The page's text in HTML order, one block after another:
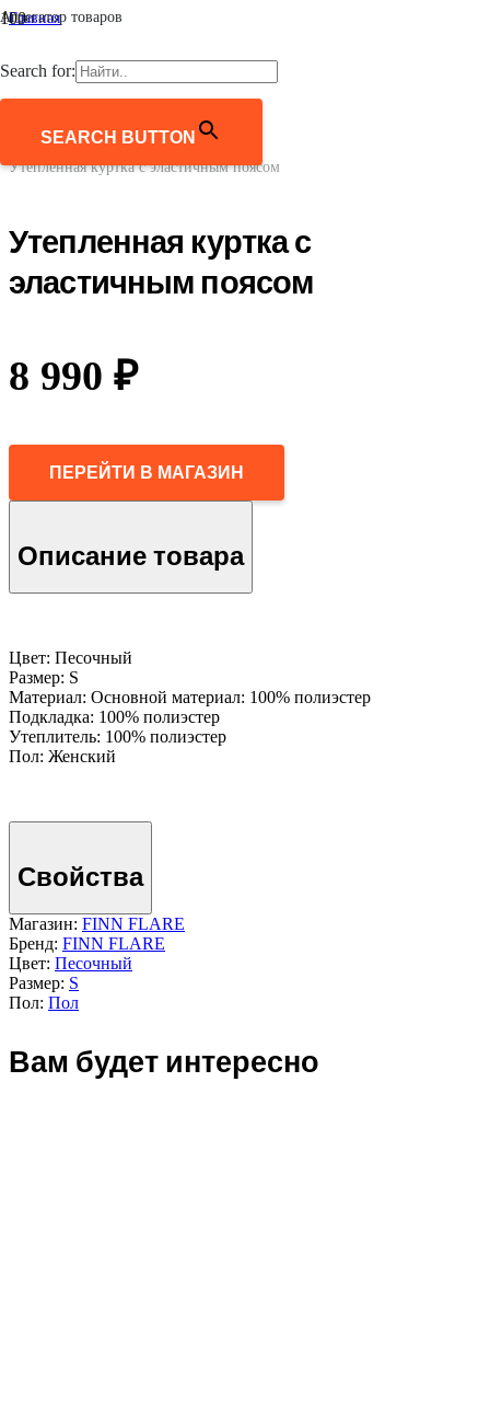
Агрегатор товаров
Search for:
SEARCH BUTTON
Главная
/
Куртки
Утепленная куртка с эластичным поясом
Утепленная куртка с
эластичным поясом
8 990 ₽
ПЕРЕЙТИ В МАГАЗИН
Описание товара
Цвет: Песочный
Размер: S
Материал: Основной материал: 100% полиэстер
Подкладка: 100% полиэстер
Утеплитель: 100% полиэстер
Пол: Женский
Свойства
Магазин: FINN FLARE
Бренд: FINN FLARE
Цвет: Песочный
Размер: S
Пол: Пол
Вам будет интересно